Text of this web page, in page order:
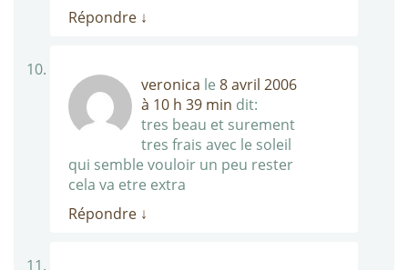
Répondre ↓
veronica le 8 avril 2006
à 10 h 39 min dit:
tres beau et surement
tres frais avec le soleil
qui semble vouloir un peu rester
cela va etre extra
Répondre ↓